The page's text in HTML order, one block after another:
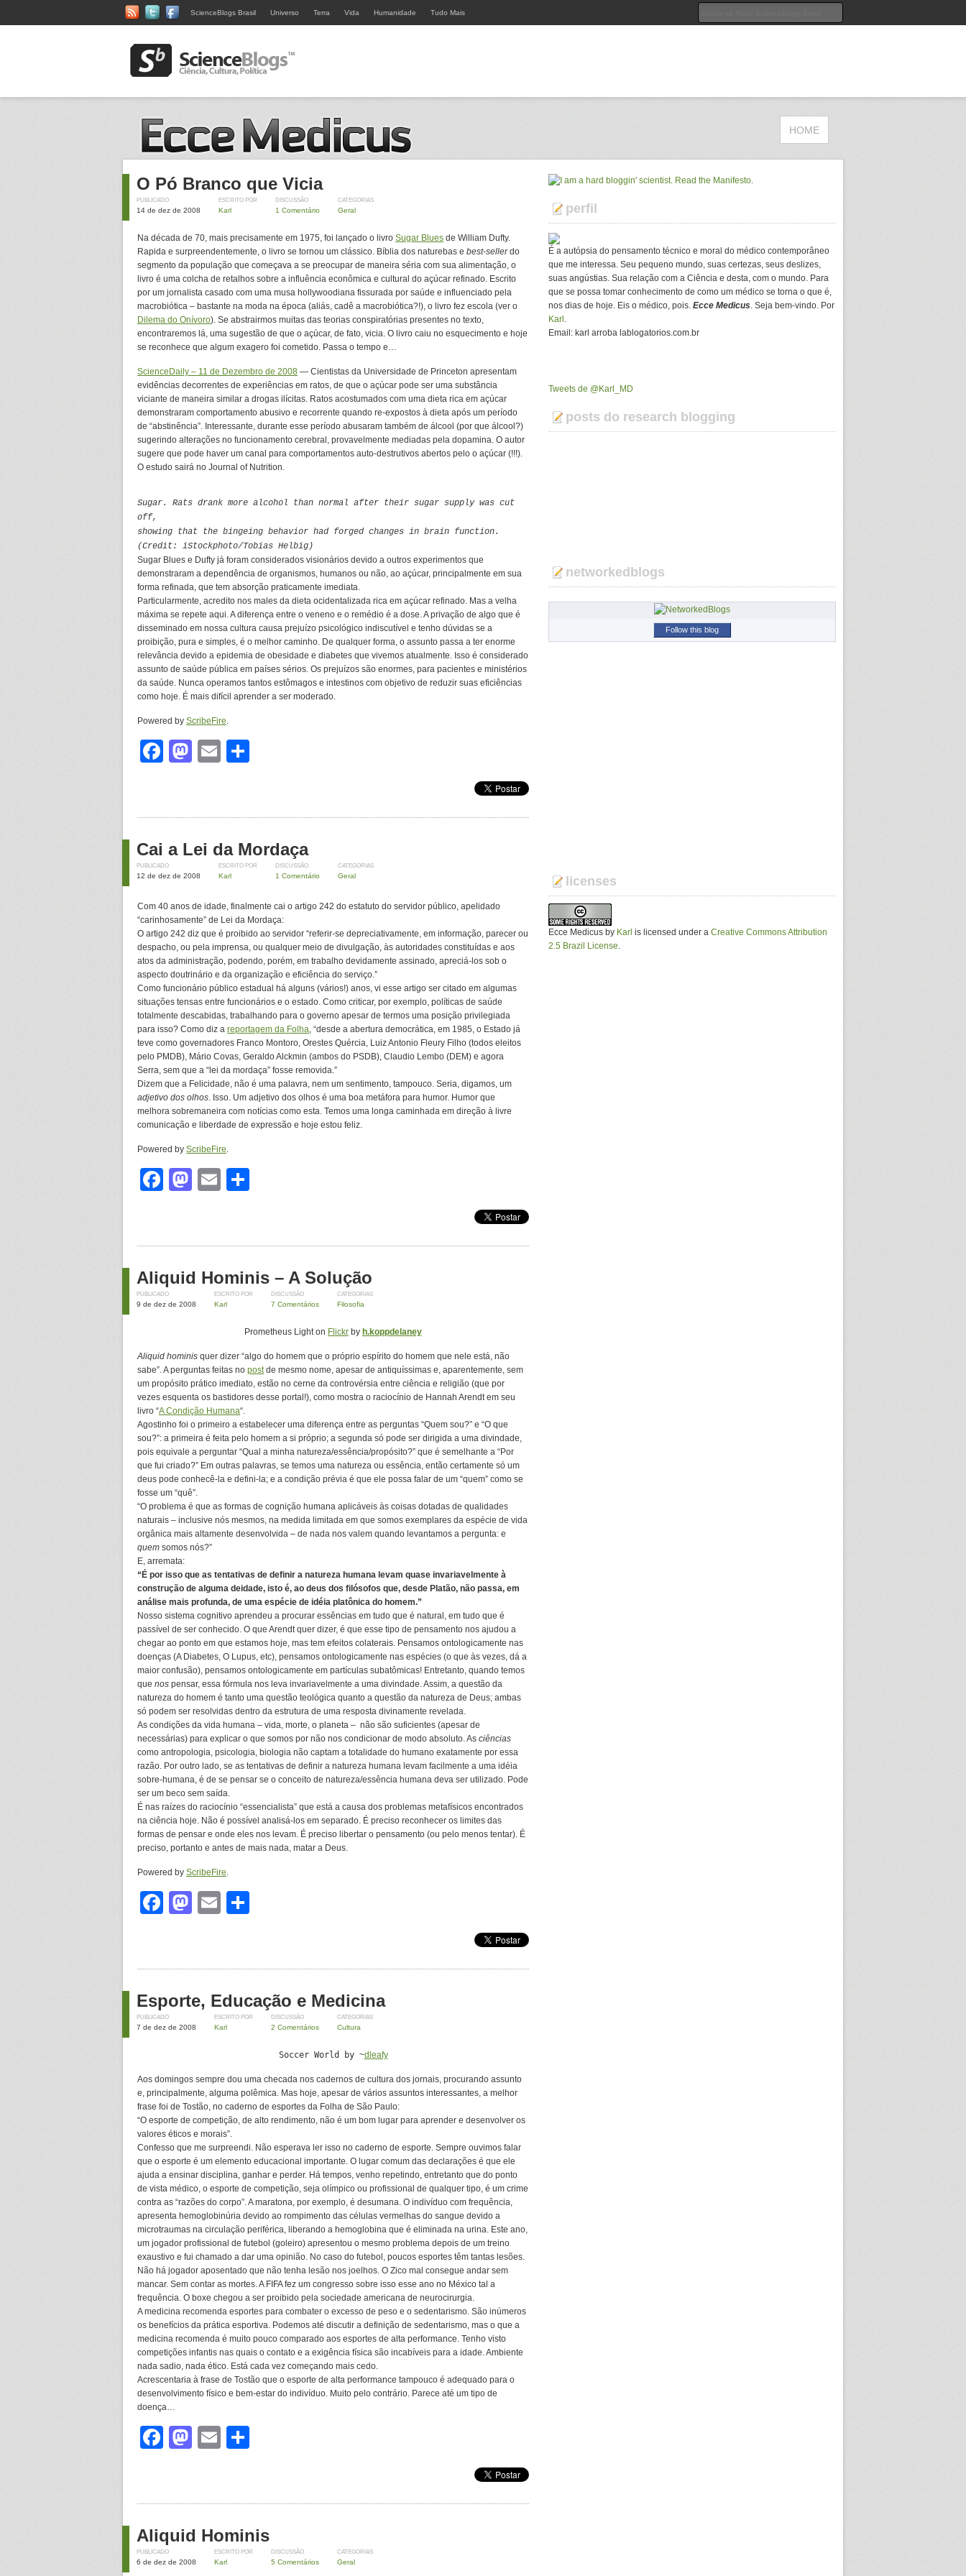
ScienceBlogs Brasil Universo Terra Vida Humanidade Tudo Mais
HOME
O Pó Branco que Vicia
PUBLICADO
14 de dez de 2008
ESCRITO POR
Karl
DISCUSSÃO
1 Comentário
CATEGORIAS
Geral
Na década de 70, mais precisamente em 1975, foi lançado o livro Sugar Blues de William Dufty.
Rapida e surpreendentemente, o livro se tornou um clássico. Bíblia dos naturebas e best-sellerdo
segmento da população que começava a se preocupar de maneira séria com sua alimentação, o
livro é uma colcha de retalhos sobre a influência econômica e cultural do açúcar refinado. Escrito
por um jornalista casado com uma musa hollywoodiana fissurada por saúde e influenciado pela
macrobiótica – bastante na moda na época (aliás, cadê a macrobiótica?!), o livro fez escola (ver o
Dilema do Onívoro). Se abstrairmos muitas das teorias conspiratórias presentes no texto,
encontraremos lá, uma sugestão de que o açúcar, de fato, vicia. O livro caiu no esquecimento e hoje
se reconhece que algum exagero foi cometido. Passa o tempo e…
ScienceDaily – 11 de Dezembro de 2008 — Cientistas da Universidade de Princeton apresentam
evidências decorrentes de experiências em ratos, de que o açúcar pode ser uma substância
viciante de maneira similar a drogas ilícitas. Ratos acostumados com uma dieta rica em açúcar
demonstraram comportamento abusivo e recorrente quando re-expostos à dieta após um período
de “abstinência”. Interessante, durante esse período abusaram também de álcool (por que álcool?)
sugerindo alterações no funcionamento cerebral, provavelmente mediadas pela dopamina. O autor
sugere que pode haver um canal para comportamentos auto-destrutivos abertos pelo o açúcar (!!!).
O estudo sairá no Journal of Nutrition.
Sugar. Rats drank more alcohol than normal after their sugar supply was cut
off,
showing that the bingeing behavior had forged changes in brain function.
(Credit: iStockphoto/Tobias Helbig)
Sugar Blues e Dufty já foram considerados visionários devido a outros experimentos que
demonstraram a dependência de organismos, humanos ou não, ao açúcar, principalmente em sua
forma refinada, que tem absorção praticamente imediata.
Particularmente, acredito nos males da dieta ocidentalizada rica em açúcar refinado. Mas a velha
máxima se repete aqui. A diferença entre o veneno e o remédio é a dose. A privação de algo que é
disseminado em nossa cultura causa prejuízo psicológico indiscutível e tenho dúvidas se a
proibição, pura e simples, é o melhor caminho. De qualquer forma, o assunto passa a ter enorme
relevância devido a epidemia de obesidade e diabetes que vivemos atualmente. Isso é considerado
assunto de saúde pública em países sérios. Os prejuízos são enormes, para pacientes e ministérios
da saúde. Nunca operamos tantos estômagos e intestinos com objetivo de reduzir suas eficiências
como hoje. É mais difícil aprender a ser moderado.
Powered by ScribeFire.
Facebook
Mastodon
Email
Cai a Lei da Mordaça
PUBLICADO
12 de dez de 2008
ESCRITO POR
Karl
DISCUSSÃO
1 Comentário
CATEGORIAS
Geral
Com 40 anos de idade, finalmente cai o artigo 242 do estatuto do servidor público, apelidado
“carinhosamente” de Lei da Mordaça:
O artigo 242 diz que é proibido ao servidor “referir-se depreciativamente, em informação, parecer ou
despacho, ou pela imprensa, ou qualquer meio de divulgação, às autoridades constituídas e aos
atos da administração, podendo, porém, em trabalho devidamente assinado, apreciá-los sob o
aspecto doutrinário e da organização e eficiência do serviço.”
Como funcionário público estadual há alguns (vários!) anos, vi esse artigo ser citado em algumas
situações tensas entre funcionários e o estado. Como criticar, por exemplo, políticas de saúde
totalmente descabidas, trabalhando para o governo apesar de termos uma posição privilegiada
para isso? Como diz a reportagem da Folha, “desde a abertura democrática, em 1985, o Estado já
teve como governadores Franco Montoro, Orestes Quércia, Luiz Antonio Fleury Filho (todos eleitos
pelo PMDB), Mário Covas, Geraldo Alckmin (ambos do PSDB), Claudio Lembo (DEM) e agora
Serra, sem que a “lei da mordaça” fosse removida.”
Dizem que a Felicidade, não é uma palavra, nem um sentimento, tampouco. Seria, digamos, um
adjetivo dos olhos. Isso. Um adjetivo dos olhos é uma boa metáfora para humor. Humor que
melhora sobremaneira com notícias como esta. Temos uma longa caminhada em direção à livre
comunicação e liberdade de expressão e hoje estou feliz.
Powered by ScribeFire.
Facebook
Mastodon
Email
Aliquid Hominis – A Solução
PUBLICADO
9 de dez de 2008
ESCRITO POR
Karl
DISCUSSÃO
7 Comentários
CATEGORIAS
Filosofia
Prometheus Light on Flickr by h.koppdelaney
Aliquid hominis quer dizer “algo do homem que o próprio espírito do homem que nele está, não
sabe”. A perguntas feitas no postde mesmo nome, apesar de antiquíssimas e, aparentemente, sem
um propósito prático imediato, estão no cerne da controvérsia entre ciência e religião (que por
vezes esquenta os bastidores desse portal!), como mostra o raciocínio de Hannah Arendt em seu
livro “A Condição Humana“.
Agostinho foi o primeiro a estabelecer uma diferença entre as perguntas “Quem sou?” e “O que
sou?”: a primeira é feita pelo homem a si próprio; a segunda só pode ser dirigida a uma divindade,
pois equivale a perguntar “Qual a minha natureza/essência/propósito?” que é semelhante a “Por
que fui criado?” Em outras palavras, se temos uma natureza ou essência, então certamente só um
deus pode conhecê-la e defini-la; e a condição prévia é que ele possa falar de um “quem” como se
fosse um “quê”.
“O problema é que as formas de cognição humana aplicáveis às coisas dotadas de qualidades
naturais – inclusive nós mesmos, na medida limitada em que somos exemplares da espécie de vida
orgânica mais altamente desenvolvida – de nada nos valem quando levantamos a pergunta: e
quem somos nós?”
E, arremata:
“É por isso que as tentativas de definir a natureza humana levam quase invariavelmente à
construção de alguma deidade, isto é, ao deus dos filósofos que, desde Platão, não passa, em
análise mais profunda, de uma espécie de idéia platônica do homem.”
Nosso sistema cognitivo aprendeu a procurar essências em tudo que é natural, em tudo que é
passível de ser conhecido. O que Arendt quer dizer, é que esse tipo de pensamento nos ajudou a
chegar ao ponto em que estamos hoje, mas tem efeitos colaterais. Pensamos ontologicamente nas
doenças (A Diabetes, O Lupus, etc), pensamos ontologicamente nas espécies (o que às vezes, dá a
maior confusão), pensamos ontologicamente em partículas subatômicas! Entretanto, quando temos
que nos pensar, essa fórmula nos leva invariavelmente a uma divindade. Assim, a questão da
natureza do homem é tanto uma questão teológica quanto a questão da natureza de Deus; ambas
só podem ser resolvidas dentro da estrutura de uma resposta divinamente revelada.
As condições da vida humana – vida, morte, o planeta – não são suficientes (apesar de
necessárias) para explicar o que somos por não nos condicionar de modo absoluto. As ciências
como antropologia, psicologia, biologia não captam a totalidade do humano exatamente por essa
razão. Por outro lado, se as tentativas de definir a natureza humana levam facilmente a uma idéia
sobre-humana, é de se pensar se o conceito de natureza/essência humana deva ser utilizado. Pode
ser um beco sem saída.
É nas raízes do raciocínio “essencialista” que está a causa dos problemas metafísicos encontrados
na ciência hoje. Não é possível analisá-los em separado. É preciso reconhecer os limites das
formas de pensar e onde eles nos levam. É preciso libertar o pensamento (ou pelo menos tentar). É
preciso, portanto e antes de mais nada, matar a Deus.
Powered by ScribeFire.
Facebook
Mastodon
Email
Esporte, Educação e Medicina
PUBLICADO
7 de dez de 2008
ESCRITO POR
Karl
DISCUSSÃO
2 Comentários
CATEGORIAS
Cultura
Soccer World by ~dleafy
Aos domingos sempre dou uma checada nos cadernos de cultura dos jornais, procurando assunto
e, principalmente, alguma polêmica. Mas hoje, apesar de vários assuntos interessantes, a melhor
frase foi de Tostão, no caderno de esportes da Folha de São Paulo:
“O esporte de competição, de alto rendimento, não é um bom lugar para aprender e desenvolver os
valores éticos e morais”.
Confesso que me surpreendi. Não esperava ler isso no caderno de esporte. Sempre ouvimos falar
que o esporte é um elemento educacional importante. O lugar comum das declarações é que ele
ajuda a ensinar disciplina, ganhar e perder. Há tempos, venho repetindo, entretanto que do ponto
de vista médico, o esporte de competição, seja olímpico ou profissional de qualquer tipo, é um crime
contra as “razões do corpo”. A maratona, por exemplo, é desumana. O indivíduo com frequência,
apresenta hemoglobinúria devido ao rompimento das células vermelhas do sangue devido a
microtraumas na circulação periférica, liberando a hemoglobina que é eliminada na urina. Este ano,
um jogador profissional de futebol (goleiro) apresentou o mesmo problema depois de um treino
exaustivo e fui chamado a dar uma opinião. No caso do futebol, poucos esportes têm tantas lesões.
Não há jogador aposentado que não tenha lesão nos joelhos. O Zico mal consegue andar sem
mancar. Sem contar as mortes. A FIFA fez um congresso sobre isso esse ano no México tal a
frequência. O boxe chegou a ser proibido pela sociedade americana de neurocirurgia.
A medicina recomenda esportes para combater o excesso de peso e o sedentarismo. São inúmeros
os benefícios da prática esportiva. Podemos até discutir a definição de sedentarismo, mas o que a
medicina recomenda é muito pouco comparado aos esportes de alta performance. Tenho visto
competições infantis nas quais o contato e a exigência física são incabíveis para a idade. Ambiente
nada sadio, nada ético. Está cada vez começando mais cedo.
Acrescentaria à frase de Tostão que o esporte de alta performance tampouco é adequado para o
desenvolvimento físico e bem-estar do indivíduo. Muito pelo contrário. Parece até um tipo de
doença…
Facebook
Mastodon
Email
Aliquid Hominis
PUBLICADO
6 de dez de 2008
ESCRITO POR
Karl
DISCUSSÃO
5 Comentários
CATEGORIAS
Geral
perfil
É a autópsia do pensamento técnico e moral do médico contemporâneo
que me interessa. Seu pequeno mundo, suas certezas, seus deslizes,
suas angústias. Sua relação com a Ciência e desta, com o mundo. Para
que se possa tomar conhecimento de como um médico se torna o que é,
nos dias de hoje. Eis o médico, pois. Ecce Medicus. Seja bem-vindo. Por
Karl .
Email: karl arroba lablogatorios.com.br
Tweets de @Karl_MD
posts do research blogging
networkedblogs
Follow this blog
licenses
Ecce Medicus by Karl is licensed under a Creative Commons Attribution
2.5 Brazil License.